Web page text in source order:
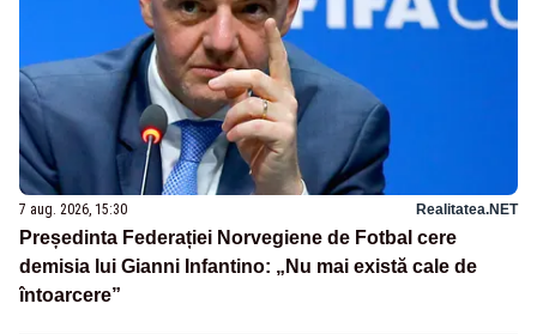
7 aug. 2026, 15:30 Realitatea.NET
Președinta Federației Norvegiene de Fotbal cere
demisia lui Gianni Infantino: „Nu mai există cale de
întoarcere”